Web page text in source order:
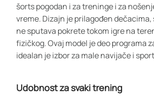
šorts pogodan i za treninge i za
vreme. Dizajn je prilagođen dečacima,
ne sputava pokrete tokom igre na
fizičkog. Ovaj model je deo programa
idealan je izbor za male navijače i
Udobnost za svaki trening